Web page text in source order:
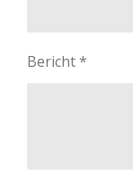
Bericht *